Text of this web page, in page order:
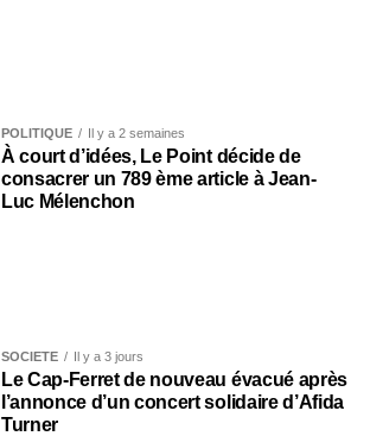
POLITIQUE Il y a 2 semaines
À court d’idées, Le Point décide de
consacrer un 789 ème article à Jean-
Luc Mélenchon
SOCIÉTÉ Il y a 3 jours
Le Cap-Ferret de nouveau évacué après
l’annonce d’un concert solidaire d’Afida
Turner